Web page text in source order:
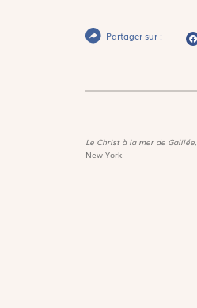
Partager sur :
Le Christ à la mer de Galilée,
New-York